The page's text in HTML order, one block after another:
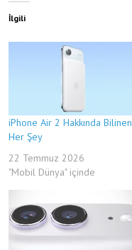
İlgili
iPhone Air 2 Hakkında Bilinen
Her Şey
22 Temmuz 2026
"Mobil Dünya" içinde